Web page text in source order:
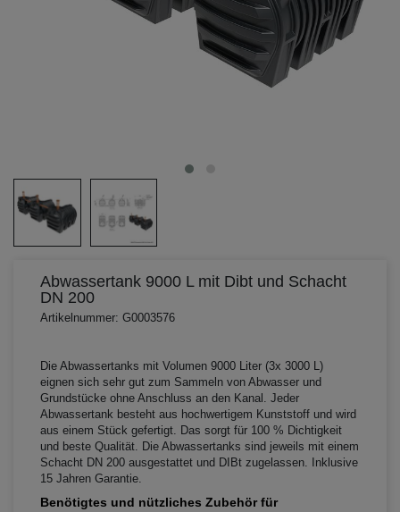
Abwassertank 9000 L mit Dibt und Schacht
DN 200
Artikelnummer: G0003576
Die Abwassertanks mit Volumen 9000 Liter (3x 3000 L)
eignen sich sehr gut zum Sammeln von Abwasser und
Grundstücke ohne Anschluss an den Kanal. Jeder
Abwassertank besteht aus hochwertigem Kunststoff und wird
aus einem Stück gefertigt. Das sorgt für 100 % Dichtigkeit
und beste Qualität. Die Abwassertanks sind jeweils mit einem
Schacht DN 200 ausgestattet und DIBt zugelassen. Inklusive
15 Jahren Garantie.
Benötigtes und nützliches Zubehör für